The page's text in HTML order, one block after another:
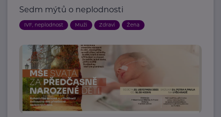
Sedm mýtů o neplodnosti
IVF, neplodnost Muži Zdraví Žena